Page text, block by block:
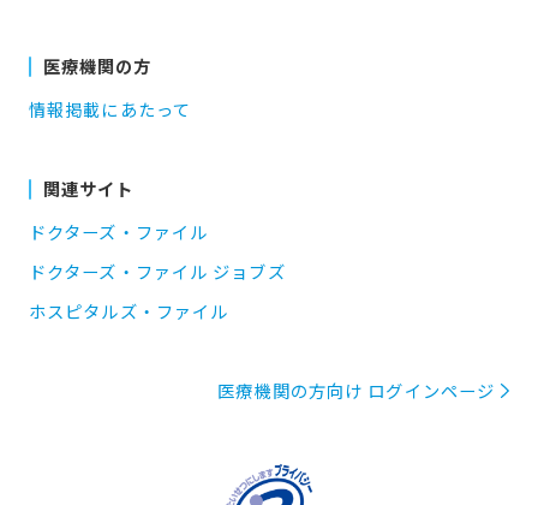
医療機関の方
情報掲載にあたって
関連サイト
ドクターズ・ファイル
ドクターズ・ファイル ジョブズ
ホスピタルズ・ファイル
医療機関の方向け ログインページ